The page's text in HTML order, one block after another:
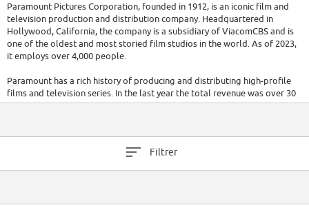
Paramount Pictures Corporation, founded in 1912, is an iconic film and
television production and distribution company. Headquartered in
Hollywood, California, the company is a subsidiary of ViacomCBS and is
one of the oldest and most storied film studios in the world. As of 2023,
it employs over 4,000 people.
Paramount has a rich history of producing and distributing high-profile
films and television series. In the last year the total revenue was over 30
billion dollars.
Filtrer